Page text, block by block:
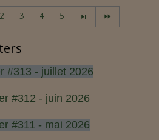
2 3 4 5
#313 - juillet 2026
#312 - juin 2026
#311 - mai 2026